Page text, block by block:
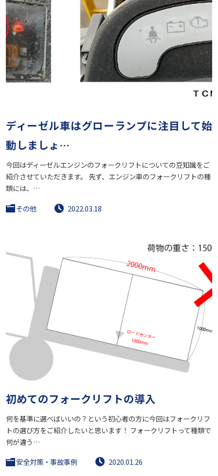
ディーゼル車はグローランプに注目して始
動しましょ…
今回はディーゼルエンジンのフォークリフトについての豆知識をご
紹介させていただきます。 先ず、エンジン車のフォークリフトの種
類には、…
その他
2022.03.18
初めてのフォークリフトの導入
何を基準に選べばいいの？という初心者の方に今回はフォークリフ
トの選び方をご紹介したいと思います！ フォークリフトって種類で
何が違う…
安全対策・事故事例
2020.01.26